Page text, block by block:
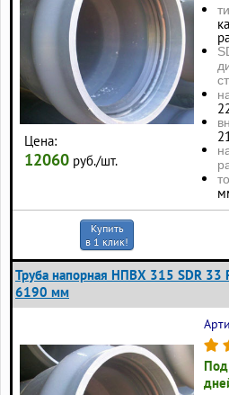
Цена:
12060 руб./шт.
Купить
в 1 клик!
Труба напорная НПВХ 315 SDR 33
6190 мм
Под